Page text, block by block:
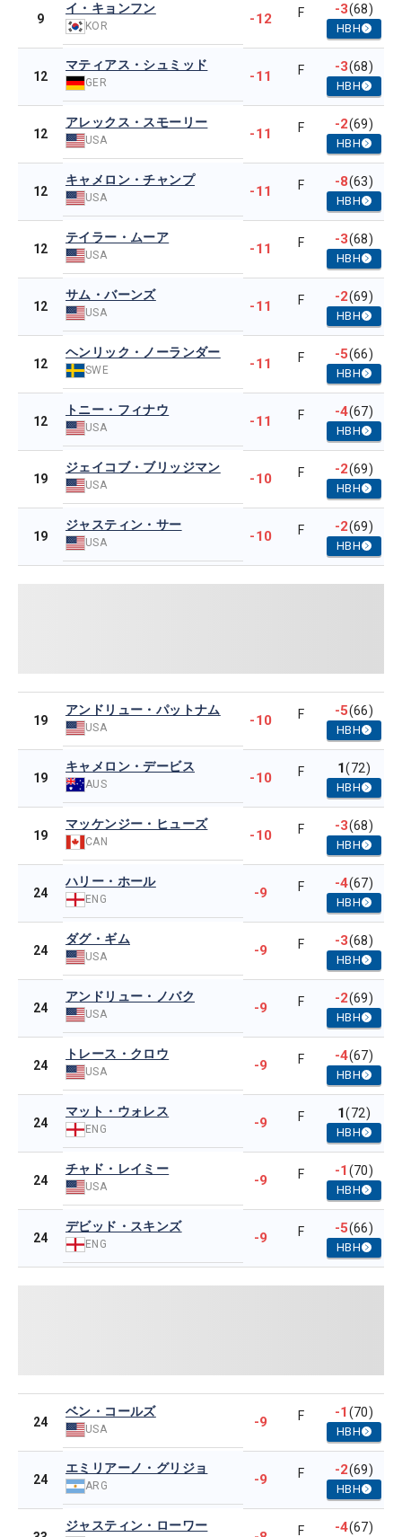
9
イ・キョンフン
KOR -12 F -3(68)
HBH
12
マティアス・シュミッド
GER -11 F -3(68)
HBH
12
アレックス・スモーリー
USA -11 F -2(69)
HBH
12
キャメロン・チャンプ
USA -11 F -8(63)
HBH
12
テイラー・ムーア
USA -11 F -3(68)
HBH
12
サム・バーンズ
USA -11 F -2(69)
HBH
12
ヘンリック・ノーランダー
SWE -11 F -5(66)
HBH
12
トニー・フィナウ
USA -11 F -4(67)
HBH
19
ジェイコブ・ブリッジマン
USA -10 F -2(69)
HBH
19
ジャスティン・サー
USA -10 F -2(69)
HBH
19
アンドリュー・パットナム
USA -10 F -5(66)
HBH
19
キャメロン・デービス
AUS -10 F 1(72)
HBH
19
マッケンジー・ヒューズ
CAN -10 F -3(68)
HBH
24
ハリー・ホール
ENG -9 F -4(67)
HBH
24
ダグ・ギム
USA -9 F -3(68)
HBH
24
アンドリュー・ノバク
USA -9 F -2(69)
HBH
24
トレース・クロウ
USA -9 F -4(67)
HBH
24
マット・ウォレス
ENG -9 F 1(72)
HBH
24
チャド・レイミー
USA -9 F -1(70)
HBH
24
デビッド・スキンズ
ENG -9 F -5(66)
HBH
24
ベン・コールズ
USA -9 F -1(70)
HBH
24
エミリアーノ・グリジョ
ARG -9 F -2(69)
HBH
ジャスティン・ローワー F -4(67)